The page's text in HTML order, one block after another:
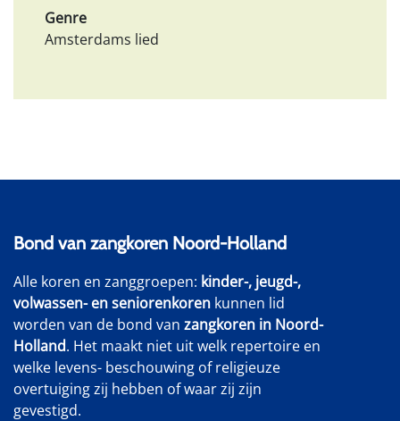
Genre
Amsterdams lied
Bond van zangkoren Noord-Holland
Alle koren en zanggroepen: kinder-, jeugd-,
volwassen- en seniorenkoren kunnen lid
worden van de bond van zangkoren in Noord-
Holland. Het maakt niet uit welk repertoire en
welke levens- beschouwing of religieuze
overtuiging zij hebben of waar zij zijn
gevestigd.